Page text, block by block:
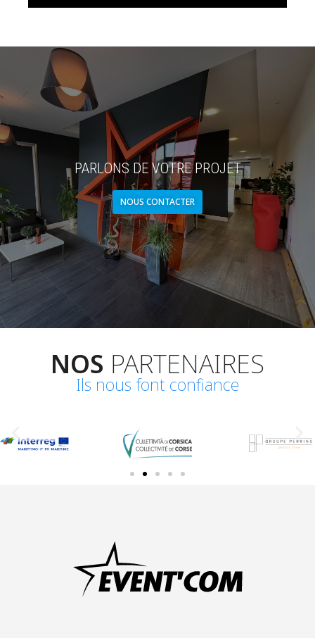
PARLONS DE VOTRE PROJET
NOUS CONTACTER
NOS PARTENAIRES
Ils nous font confiance